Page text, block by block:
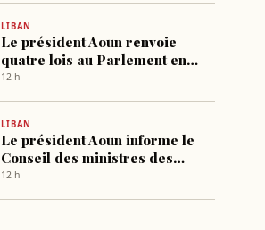
LIBAN
Le président Aoun renvoie
quatre lois au Parlement en
demandant une nouvelle
12 h
LIBAN
Le président Aoun informe le
Conseil des ministres des
résultats des visites à
12 h